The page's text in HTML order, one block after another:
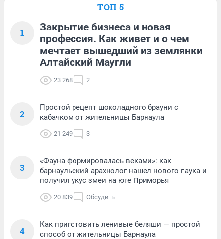
ТОП 5
1
Закрытие бизнеса и новая
профессия. Как живет и о чем
мечтает вышедший из землянки
Алтайский Маугли
23 268 2
2
Простой рецепт шоколадного брауни с
кабачком от жительницы Барнаула
21 249 3
3
«Фауна формировалась веками»: как
барнаульский арахнолог нашел нового паука и
получил укус змеи на юге Приморья
20 839 Обсудить
4
Как приготовить ленивые беляши — простой
способ от жительницы Барнаула